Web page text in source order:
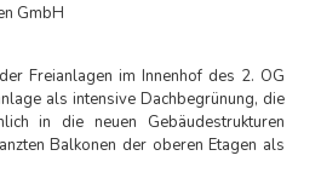
GmbH
Freianlagen im Innenhof des 2. OG
als intensive Dachbegrünung, die
in die neuen Gebäudestrukturen
Balkonen der oberen Etagen als